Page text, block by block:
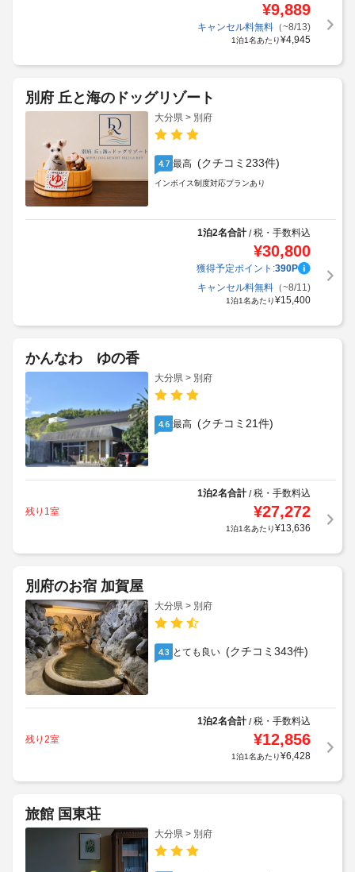
¥9,889
キャンセル料無料（~8/13)
1泊1名あたり¥4,945
別府 丘と海のドッグリゾート
大分県 > 別府
4.7 最高 (クチコミ233件)
インボイス制度対応プランあり
1泊2名合計/税・手数料込
¥30,800
獲得予定ポイント:390P
キャンセル料無料（~8/11)
1泊1名あたり¥15,400
かんなわ ゆの香
大分県 > 別府
4.6 最高 (クチコミ21件)
1泊2名合計/税・手数料込
残り1室
¥27,272
1泊1名あたり¥13,636
別府のお宿 加賀屋
大分県 > 別府
4.3 とても良い (クチコミ343件)
1泊2名合計/税・手数料込
残り2室
¥12,856
1泊1名あたり¥6,428
旅館 国東荘
大分県 > 別府